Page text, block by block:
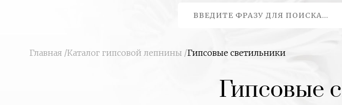
Главная /Каталог гипсовой лепнины /Гипсовые светильники
Гипсовые